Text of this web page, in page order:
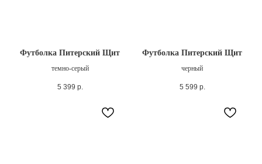
Футболка Питерский Щит
темно-серый
5 399 р.
Футболка Питерский Щит
черный
5 599 р.